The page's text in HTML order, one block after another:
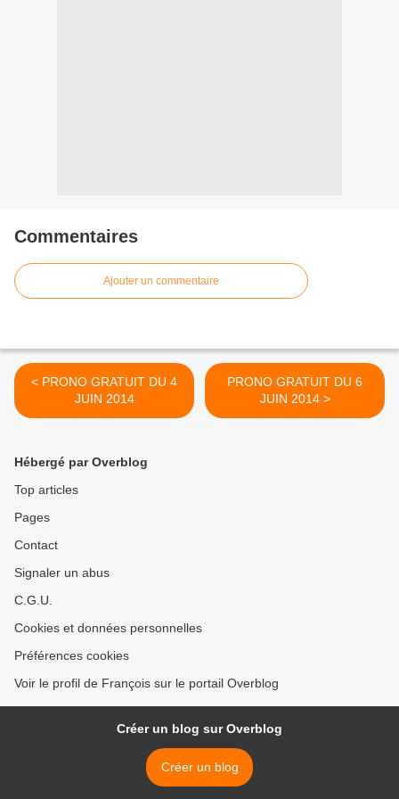
Commentaires
Ajouter un commentaire
< PRONO GRATUIT DU 4
JUIN 2014
PRONO GRATUIT DU 6
JUIN 2014 >
Hébergé par Overblog
Top articles
Pages
Contact
Signaler un abus
C.G.U.
Cookies et données personnelles
Préférences cookies
Voir le profil de François sur le portail Overblog
Créer un blog sur Overblog
Créer un blog